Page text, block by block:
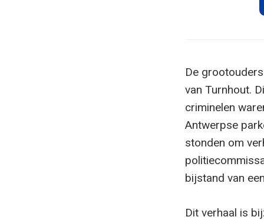
De
van Turnhout.
criminelen
Antwerpse
stonden om
bijstand van
Dit verhaal is